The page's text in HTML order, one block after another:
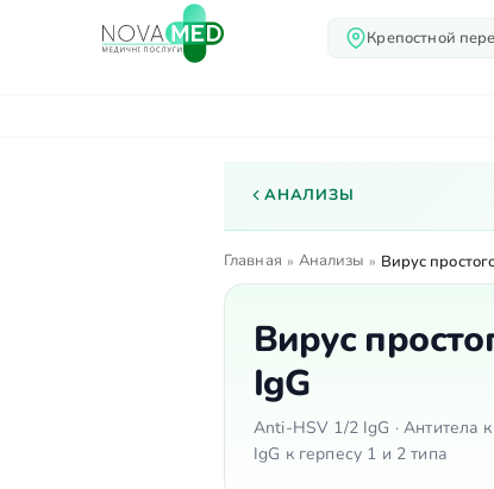
Крепостной
АНАЛИЗЫ
Главная » Анализы » Вирус
Вирус
IgG
Anti-HSV 1/2 IgG · Антитела
IgG к герпесу 1 и 2 типа